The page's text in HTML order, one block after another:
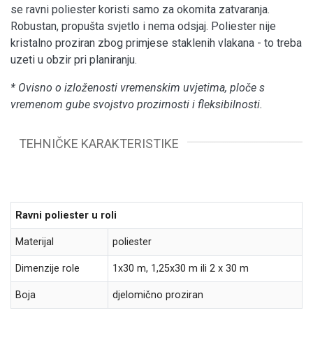
se ravni poliester koristi samo za okomita zatvaranja.
Robustan, propušta svjetlo i nema odsjaj. Poliester nije
kristalno proziran zbog primjese staklenih vlakana - to treba
uzeti u obzir pri planiranju.
* Ovisno o izloženosti vremenskim uvjetima, ploče s
vremenom gube svojstvo prozirnosti i fleksibilnosti.
TEHNIČKE KARAKTERISTIKE
Ravni poliester u roli
Materijal poliester
Dimenzije role 1x30 m, 1,25x30 m ili 2 x 30 m
Boja djelomično proziran